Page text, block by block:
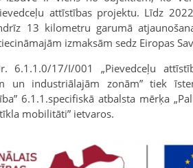
attīstības projektu. Līdz
13 kilometru garumā
izmaksām sedz Eiropas
6.1.1.0/17/I/001 „Pievedceļu
un industriālajām zonām” tiek
6.1.1.specifiskā atbalsta mērķa
mobilitāti” ietvaros.